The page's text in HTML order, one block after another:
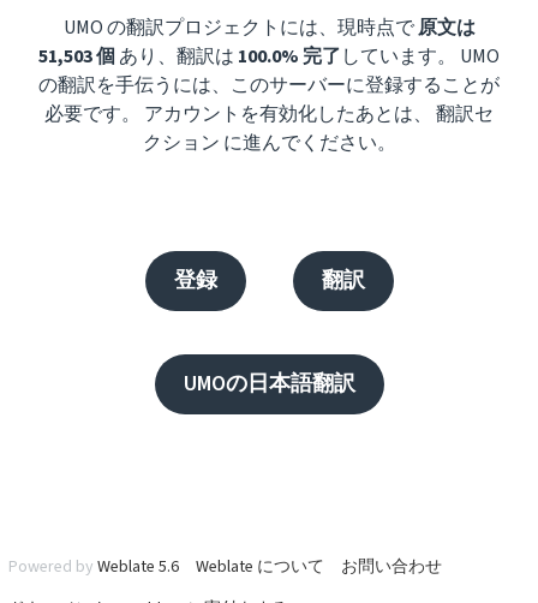
UMO の翻訳プロジェクトには、現時点で原文は
51,503 個 あり、翻訳は 100.0% 完了しています。 UMO
の翻訳を手伝うには、このサーバーに登録することが
必要です。 アカウントを有効化したあとは、 翻訳セ
クション に進んでください。
登録 翻訳
UMOの日本語翻訳
Powered by Weblate 5.6 Weblate について
お問い合わせ